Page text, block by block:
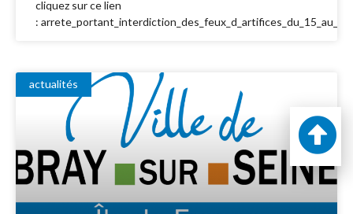
cliquez sur ce lien
:
actualités